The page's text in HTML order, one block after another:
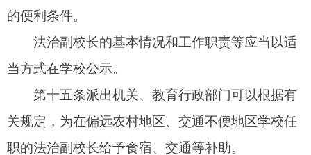
第十九条学校从其他执法机关、法学教育和法
律服务机构等单位聘任校外法治辅导员的，参照本
办法执行。
办法执行。
第二十条本办法自2022年5月1 日起施行。